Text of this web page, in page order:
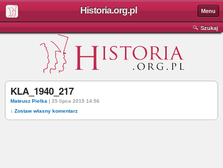
Historia.org.pl Menu
Szukaj
KLA_1940_217
Mateusz Pielka | 25 lipca 2015 14:56
↓ Zostaw własny komentarz